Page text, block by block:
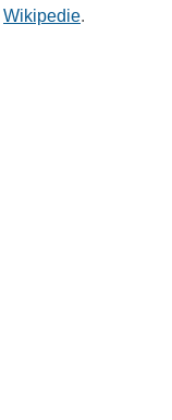
Wikipedie.